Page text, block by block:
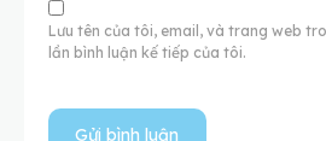
Lưu tên của tôi, email, và trang web
lần bình luận kế tiếp của tôi.